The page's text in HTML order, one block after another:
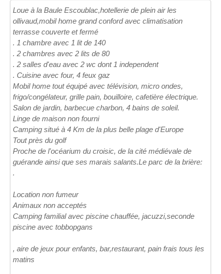
Loue à la Baule Escoublac,hotellerie de plein air les
ollivaud,mobil home grand conford avec climatisation
terrasse couverte et fermé
. 1 chambre avec 1 lit de 140
. 2 chambres avec 2 lits de 80
. 2 salles d'eau avec 2 wc dont 1 independent
. Cuisine avec four, 4 feux gaz
Mobil home tout équipé avec télévision, micro ondes,
frigo/congélateur, grille pain, bouilloire, cafetière électrique.
Salon de jardin, barbecue charbon, 4 bains de soleil.
Linge de maison non fourni
Camping situé à 4 Km de la plus belle plage d'Europe
Tout près du golf
Proche de l'océarium du croisic, de la cité médiévale de
guérande ainsi que ses marais salants.Le parc de la brière:
.
Location non fumeur
Animaux non acceptés
Camping familial avec piscine chauffée, jacuzzi,seconde
piscine avec tobbopgans
, aire de jeux pour enfants, bar,restaurant, pain frais tous les
matins